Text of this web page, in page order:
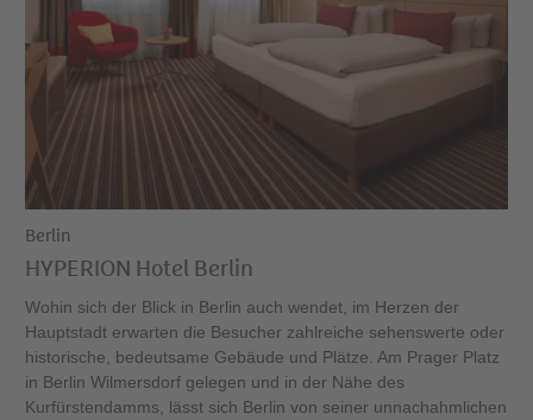
Berlin
HYPERION Hotel Berlin
Wohin sich der Blick in Berlin auch wendet, im Herzen der
Hauptstadt erwarten die Besucher zahlreiche sehenswerte oder
historische, bedeutsame Gebäude und Plätze. Am Prager Platz
in Berlin Wilmersdorf gelegen und in der Nähe des
Kurfürstendamms, lässt sich Berlin von seiner unnachahmlichen